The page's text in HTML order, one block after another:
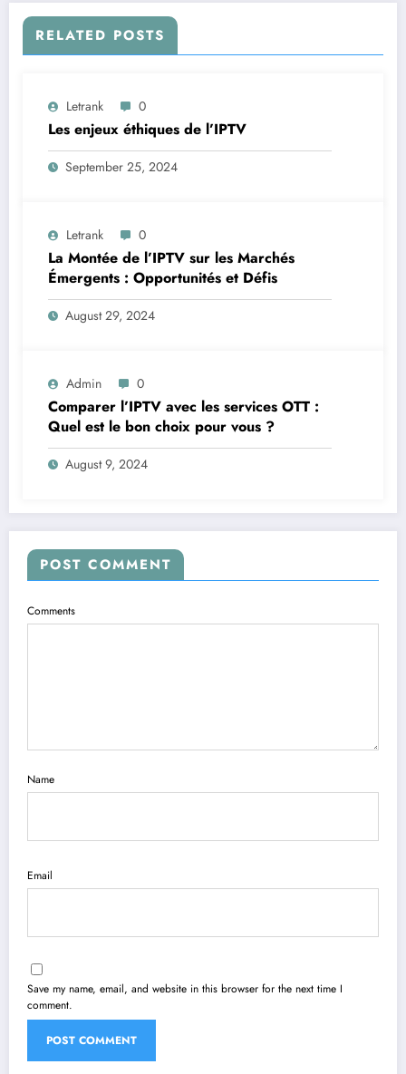
RELATED POSTS
Letrank 0
Les enjeux éthiques de l’IPTV
September 25, 2024
Letrank 0
La Montée de l’IPTV sur les Marchés
Émergents : Opportunités et Défis
August 29, 2024
Admin 0
Comparer l’IPTV avec les services OTT :
Quel est le bon choix pour vous ?
August 9, 2024
POST COMMENT
Comments
Name
Email
Save my name, email, and website in this browser for the next time I
comment.